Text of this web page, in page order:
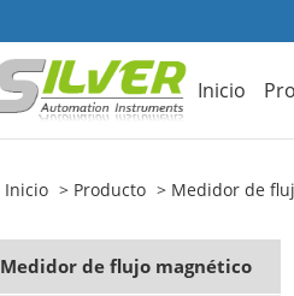
Inicio
Inicio Producto Medidor de
Medidor de flujo magnético